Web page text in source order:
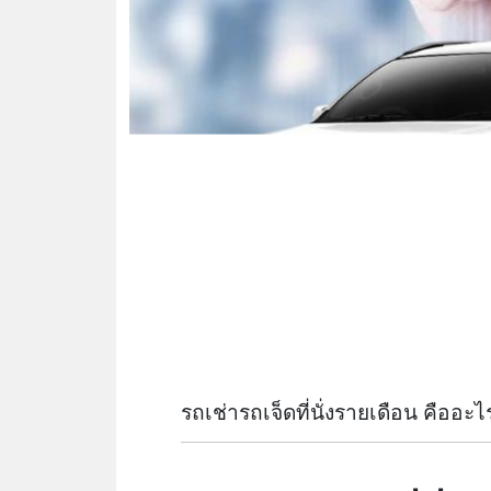
รถเช่ารถเจ็ดที่นั่งรายเดือน คืออะไ